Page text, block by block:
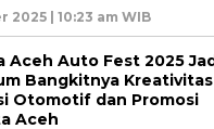
2025 | 10:23 am WIB
Aceh Auto Fest 2025
Bangkitnya Kreativitas
Otomotif dan Promosi
Aceh